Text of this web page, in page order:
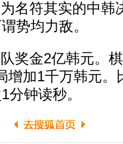
名符其实的中韩
势均力敌。
金2亿韩元。棋
增加1千万韩元。
分钟读秒。